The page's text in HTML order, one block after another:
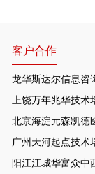
客户合作
龙华斯达尔信息咨
上饶万年兆华技
北京海淀元森凯德
广州天河起点技术
阳江江城华富众中